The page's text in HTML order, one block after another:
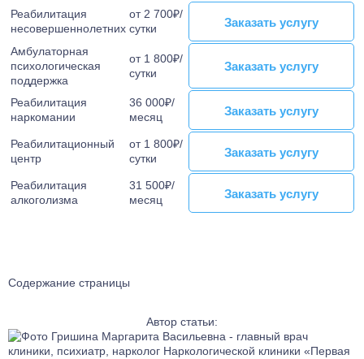
Лечение созависимости
Лечение апатии
Лечение зависимости от ставок на спорт
Лечение клептомании
Лечение послеродовой депрессии
Лечение социофобии
Лечение астении
Лечение истерических расстройств
Лечение ПРЛ
Лечение бессонницы
Лечение лунатизма
Лечение нервных тиков
Реабилитация
несовершеннолетних
от 2 700₽/
сутки
Заказать услугу
Заказать услугу
Амбулаторная
психологическая
поддержка
от 1 800₽/
сутки
Заказать услугу
Заказать услугу
Реабилитация
наркомании
36 000₽/
месяц
Заказать услугу
Заказать услугу
Реабилитационный
центр
от 1 800₽/
сутки
Заказать услугу
Заказать услугу
Реабилитация
алкоголизма
31 500₽/
месяц
Заказать услугу
Заказать услугу
Содержание страницы
Автор статьи: